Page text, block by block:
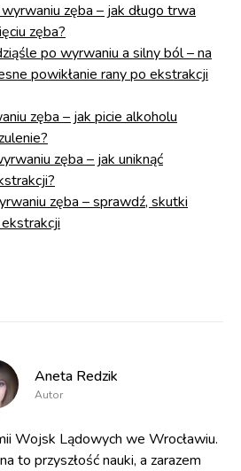
zęba – jak długo trwa
zęba?
po wyrwaniu a silny ból – na
powikłanie rany po ekstrakcji
zęba – jak picie alkoholu
zęba – jak uniknąć
zęba – sprawdź, skutki
Aneta Redzik
Autor
Wojsk Lądowych we Wrocławiu.
to przyszłość nauki, a zarazem